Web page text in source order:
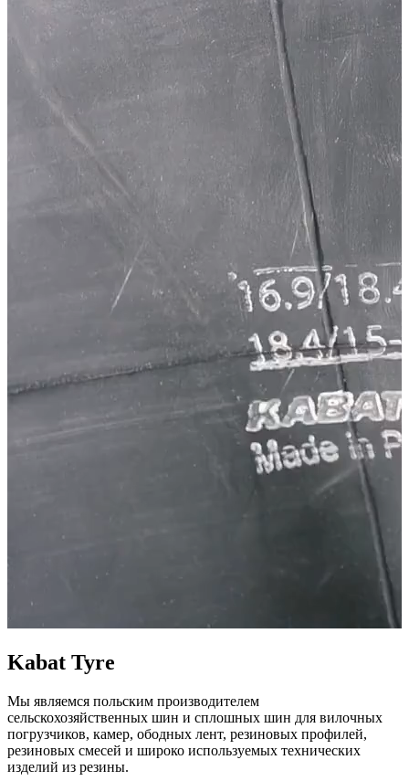
Kabat Tyre
Мы являемся польским производителем
сельскохозяйственных шин и сплошных шин для вилочных
погрузчиков, камер, ободных лент, резиновых профилей,
резиновых смесей и широко используемых технических
изделий из резины.